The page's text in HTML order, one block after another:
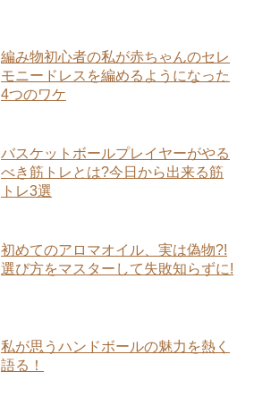
編み物初心者の私が赤ちゃんのセレ
モニードレスを編めるようになった
4つのワケ
バスケットボールプレイヤーがやる
べき筋トレとは?今日から出来る筋
トレ3選
初めてのアロマオイル、実は偽物?!
選び方をマスターして失敗知らずに!
私が思うハンドボールの魅力を熱く
語る！